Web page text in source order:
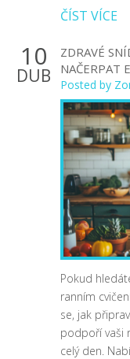
ČÍST VÍCE
10
DUB
ZDRAVÉ
NAČERPAT
Posted by
Pokud
ranním
se, jak
podpoří vaši
celý den.